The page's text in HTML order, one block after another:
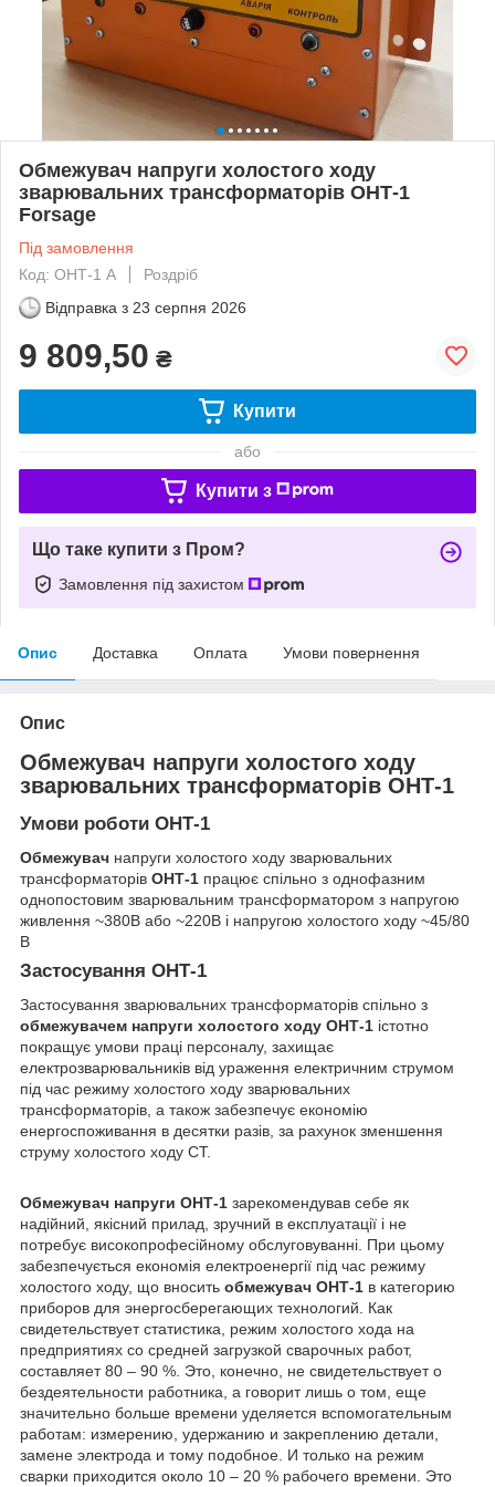
Обмежувач напруги холостого ходу
зварювальних трансформаторів ОНТ-1
Forsage
Під замовлення
Код: ОНТ-1 А
Роздріб
Відправка з 23 серпня 2026
9 809,50 ₴
Купити
або
Купити з
Що таке купити з Пром?
Замовлення під захистом
Опис Доставка Оплата Умови повернення
Опис
Обмежувач напруги холостого ходу
зварювальних трансформаторів ОНТ-1
Умови роботи ОНТ-1
Обмежувач напруги холостого ходу зварювальних
трансформаторів ОНТ-1 працює спільно з однофазним
однопостовим зварювальним трансформатором з напругою
живлення ~380В або ~220В і напругою холостого ходу ~45/80
В
Застосування ОНТ-1
Застосування зварювальних трансформаторів спільно з
обмежувачем напруги холостого ходу ОНТ-1 істотно
покращує умови праці персоналу, захищає
електрозварювальників від ураження електричним струмом
під час режиму холостого ходу зварювальних
трансформаторів, а також забезпечує економію
енергоспоживання в десятки разів, за рахунок зменшення
струму холостого ходу СТ.
Обмежувач напруги ОНТ-1 зарекомендував себе як
надійний, якісний прилад, зручний в експлуатації і не
потребує високопрофесійному обслуговуванні. При цьому
забезпечується економія електроенергії під час режиму
холостого ходу, що вносить обмежувач ОНТ-1 в категорию
приборов для энергосберегающих технологий. Как
свидетельствует статистика, режим холостого хода на
предприятиях со средней загрузкой сварочных работ,
составляет 80 – 90 %. Это, конечно, не свидетельствует о
бездеятельности работника, а говорит лишь о том, еще
значительно больше времени уделяется вспомогательным
работам: измерению, удержанию и закреплению детали,
замене электрода и тому подобное. И только на режим
сварки приходится около 10 – 20 % рабочего времени. Это